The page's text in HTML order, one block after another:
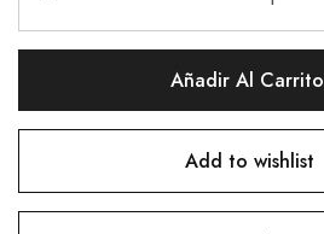
BOLSA
3
48MM
Añadir Al Carrito
Add to wishlist